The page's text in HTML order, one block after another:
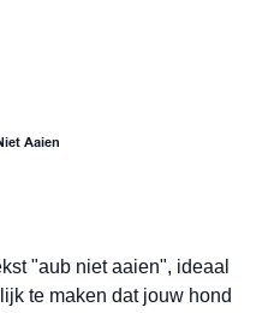
Aaien
"aub niet aaien", ideaal
te maken dat jouw hond